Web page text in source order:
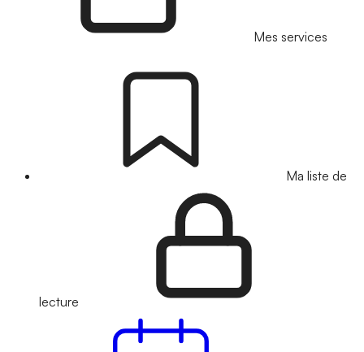
Mes services
Ma liste de
lecture